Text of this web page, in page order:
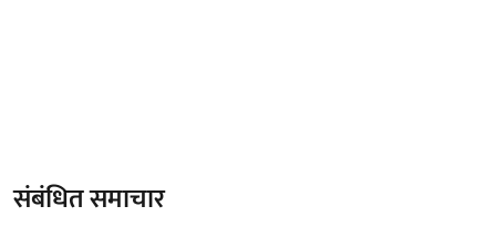
संबंधित समाचार